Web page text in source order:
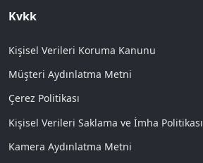
Kvkk
Kişisel Verileri Koruma Kanunu
Müşteri Aydınlatma Metni
Çerez Politikası
Kişisel Verileri Saklama ve İmha Politikası
Kamera Aydınlatma Metni